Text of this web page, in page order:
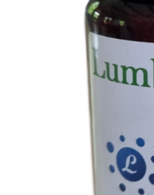
TOEVOEGEN
DETAILS